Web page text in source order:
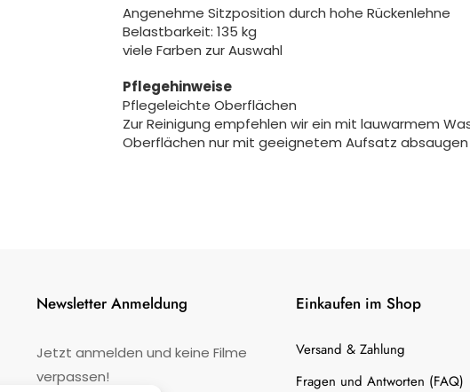
Angenehme Sitzposition durch hohe Rückenlehne
Belastbarkeit: 135 kg
viele Farben zur Auswahl
Pflegehinweise
Pflegeleichte Oberflächen
Zur Reinigung empfehlen wir ein mit lauwarmem
Oberflächen nur mit geeignetem Aufsatz absaugen
Newsletter Anmeldung
Jetzt anmelden und keine Filme
verpassen!
Einkaufen im Shop
Versand & Zahlung
Fragen und Antworten (FAQ)